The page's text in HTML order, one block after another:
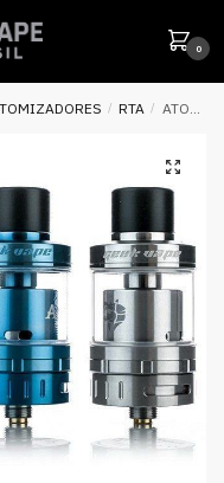
0
/ RTA / ATOMIZADOR AMMIT 25 RTA – GEEK VAPE